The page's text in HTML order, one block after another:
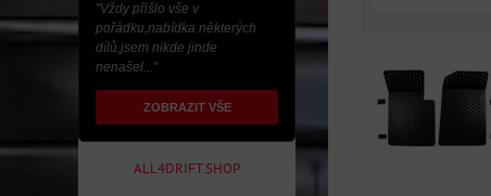
"Vždy přišlo vše v
pořádku,nabídka některých
dílů,jsem nikde jinde
nenašel..."
ZOBRAZIT VŠE
ALL4DRIFT.SHOP